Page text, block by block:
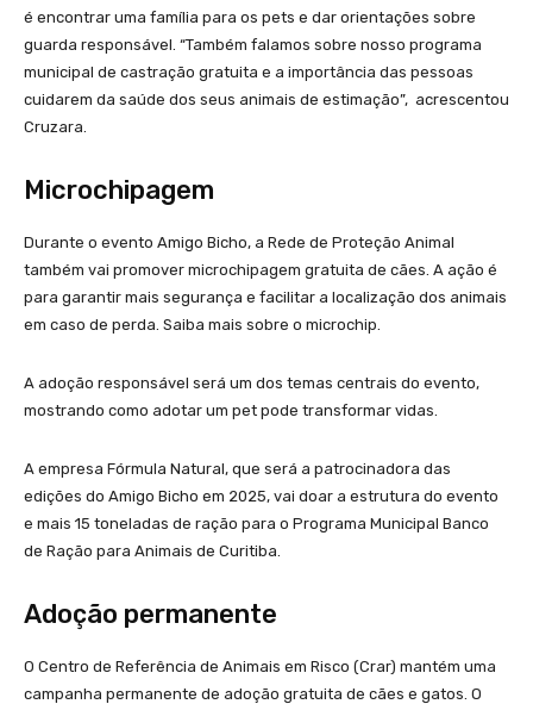
é encontrar uma família para os pets e dar orientações sobre
guarda responsável. “Também falamos sobre nosso programa
municipal de castração gratuita e a importância das pessoas
cuidarem da saúde dos seus animais de estimação”, acrescentou
Cruzara.
Microchipagem
Durante o evento Amigo Bicho, a Rede de Proteção Animal
também vai promover microchipagem gratuita de cães. A ação é
para garantir mais segurança e facilitar a localização dos animais
em caso de perda. Saiba mais sobre o microchip.
A adoção responsável será um dos temas centrais do evento,
mostrando como adotar um pet pode transformar vidas.
A empresa Fórmula Natural, que será a patrocinadora das
edições do Amigo Bicho em 2025, vai doar a estrutura do evento
e mais 15 toneladas de ração para o Programa Municipal Banco
de Ração para Animais de Curitiba.
Adoção permanente
O Centro de Referência de Animais em Risco (Crar) mantém uma
campanha permanente de adoção gratuita de cães e gatos. O